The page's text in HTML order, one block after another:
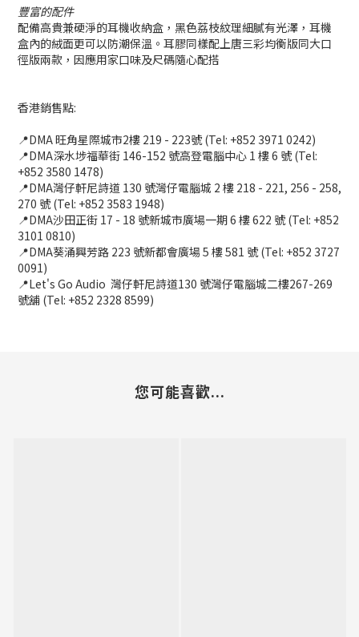
豐富的配件
配備高貴兼硬淨的耳機收納盒，黑色荔枝紋理細膩有光澤，耳機
盒內的絨面更可以防潮保溫。耳膠同樣配上唐三彩均衡版同大口
徑版兩款，因應用家口味及尺碼隨心配搭
香港銷售點:
📍DMA 旺角星際城市2樓 219 - 223號 (Tel: +852 3971 0242)
📍DMA深水埗福華街 146-152 號高登電腦中心 1 樓 6 號 (Tel:
+852 3580 1478)
📍DMA灣仔軒尼詩道 130 號灣仔電腦城 2 樓 218 - 221, 256 - 258,
270 號 (Tel: +852 3583 1948)
📍DMA沙田正街 17 - 18 號新城市廣場一期 6 樓 622 號 (Tel: +852
3101 0810)
📍DMA葵涌興芳路 223 號新都會廣場 5 樓 581 號 (Tel: +852 3727
0091)
📍Let's Go Audio 灣仔軒尼詩道130 號灣仔電腦城二樓267-269
號舖 (Tel: +852 2328 8599)
您可能喜歡...